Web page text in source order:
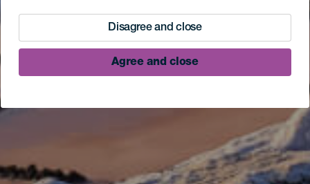
Disagree and close
Agree and close